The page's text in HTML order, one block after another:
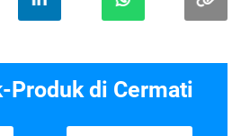
Produk di Cermati